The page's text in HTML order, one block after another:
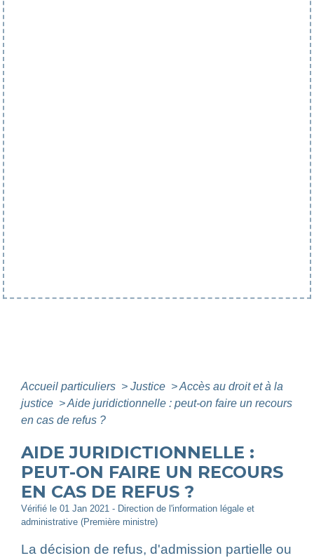
Accueil particuliers > Justice >Accès au droit et à la
justice >Aide juridictionnelle : peut-on faire un recours
en cas de refus ?
AIDE JURIDICTIONNELLE :
PEUT-ON FAIRE UN RECOURS
EN CAS DE REFUS ?
Vérifié le 01 Jan 2021 - Direction de l'information légale et
administrative (Première ministre)
La décision de refus, d'admission partielle ou